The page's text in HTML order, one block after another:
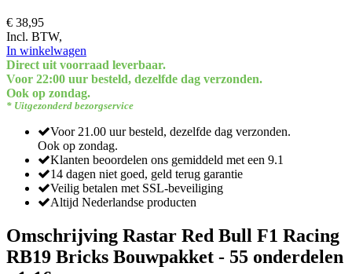
€ 38,95
Incl. BTW,
In winkelwagen
Direct uit voorraad leverbaar.
Voor 22:00 uur besteld, dezelfde dag verzonden.
Ook op zondag.
* Uitgezonderd bezorgservice
Voor 21.00 uur besteld, dezelfde dag verzonden.
Ook op zondag.
Klanten beoordelen ons gemiddeld met een 9.1
14 dagen niet goed, geld terug garantie
Veilig betalen met SSL-beveiliging
Altijd Nederlandse producten
Omschrijving Rastar Red Bull F1 Racing
RB19 Bricks Bouwpakket - 55 onderdelen